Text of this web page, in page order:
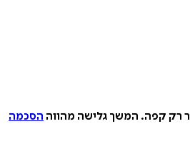
רק קפה. המשך גלישה מהווה הסכמה